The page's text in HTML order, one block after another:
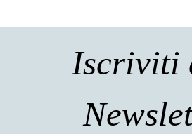
Iscriviti